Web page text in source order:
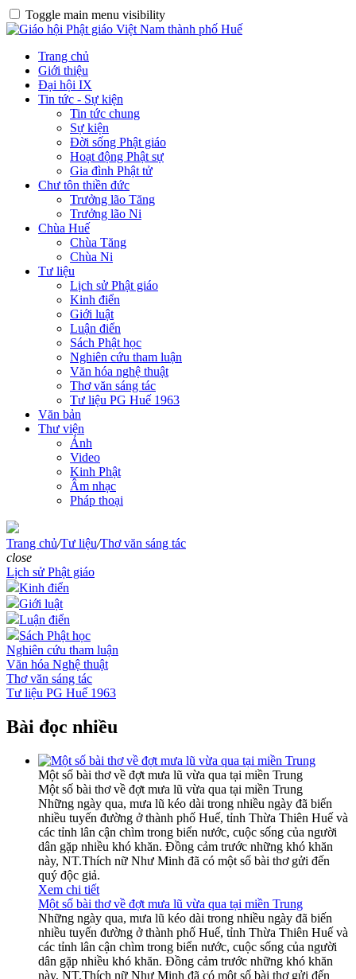
Toggle main menu visibility
Trang chủ
Giới thiệu
Đại hội IX
Tin tức - Sự kiện
Tin tức chung
Sự kiện
Đời sống Phật giáo
Hoạt động Phật sự
Gia đình Phật tử
Chư tôn thiền đức
Trưởng lão Tăng
Trưởng lão Ni
Chùa Huế
Chùa Tăng
Chùa Ni
Tư liệu
Lịch sử Phật giáo
Kinh điển
Giới luật
Luận điển
Sách Phật học
Nghiên cứu tham luận
Văn hóa nghệ thuật
Thơ văn sáng tác
Tư liệu PG Huế 1963
Văn bản
Thư viện
Ảnh
Video
Kinh Phật
Âm nhạc
Pháp thoại
Trang chủ/Tư liệu/Thơ văn sáng tác
close
Lịch sử Phật giáo
Kinh điển
Giới luật
Luận điển
Sách Phật học
Nghiên cứu tham luận
Văn hóa Nghệ thuật
Thơ văn sáng tác
Tư liệu PG Huế 1963
Bài đọc nhiều
Một số bài thơ về đợt mưa lũ vừa qua tại miền Trung
Một số bài thơ về đợt mưa lũ vừa qua tại miền Trung
Những ngày qua, mưa lũ kéo dài trong nhiều ngày đã biến
nhiều tuyến đường ở thành phố Huế, tỉnh Thừa Thiên Huế và
các tỉnh lân cận chìm trong biển nước, cuộc sống của người
dân gặp nhiều khó khăn. Đồng cảm trước những khó khăn
này, NT.Thích nữ Như Minh đã có một số bài thơ gửi đến
quý độc giả.
Xem chi tiết
Một số bài thơ về đợt mưa lũ vừa qua tại miền Trung
Những ngày qua, mưa lũ kéo dài trong nhiều ngày đã biến
nhiều tuyến đường ở thành phố Huế, tỉnh Thừa Thiên Huế và
các tỉnh lân cận chìm trong biển nước, cuộc sống của người
dân gặp nhiều khó khăn. Đồng cảm trước những khó khăn
này, NT.Thích nữ Như Minh đã có một số bài thơ gửi đến